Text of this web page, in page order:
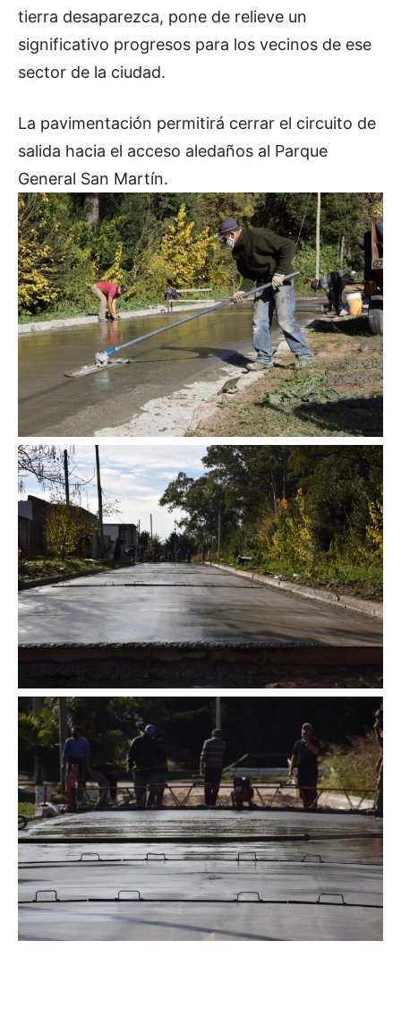
tierra desaparezca, pone de relieve un
significativo progresos para los vecinos de ese
sector de la ciudad.
La pavimentación permitirá cerrar el circuito de
salida hacia el acceso aledaños al Parque
General San Martín.